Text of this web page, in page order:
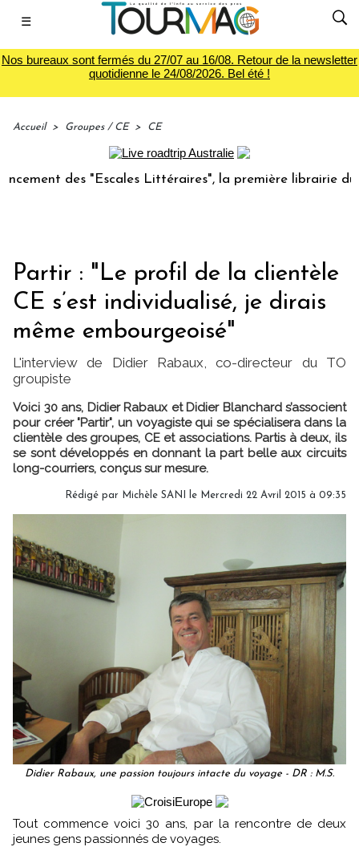
☰
Nos bureaux sont fermés du 27/07 au 16/08. Retour de la newsletter
quotidienne le 24/08/2026. Bel été !
Accueil > Groupes / CE > CE
des "Escales Littéraires", la première librairie du voyage
Partir : "Le profil de la clientèle
CE s’est individualisé, je dirais
même embourgeoisé"
L'interview de Didier Rabaux, co-directeur du TO
groupiste
Voici 30 ans, Didier Rabaux et Didier Blanchard s’associent
pour créer "Partir", un voyagiste qui se spécialisera dans la
clientèle des groupes, CE et associations. Partis à deux, ils
se sont développés en donnant la part belle aux circuits
long-courriers, conçus sur mesure.
Rédigé par Michèle SANI le Mercredi 22 Avril 2015 à 09:35
Didier Rabaux, une passion toujours intacte du voyage - DR : M.S.
Tout commence voici 30 ans, par la rencontre de deux
jeunes gens passionnés de voyages.